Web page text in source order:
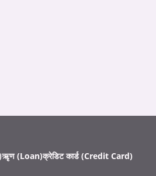
ऋृण (Loan)क्रेडिट कार्ड (Credit Card)